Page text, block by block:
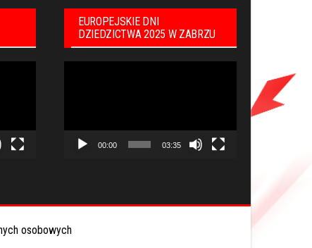
EUROPEJSKIE DNI
DZIEDZICTWA 2025 W ZABRZU
00:00 03:35
osobowych